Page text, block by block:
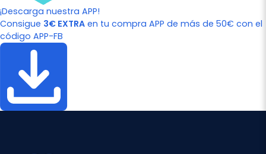
¡Descarga nuestra APP!
Consigue 3€ EXTRA en tu compra APP de más de 50€ con el
código APP-FB